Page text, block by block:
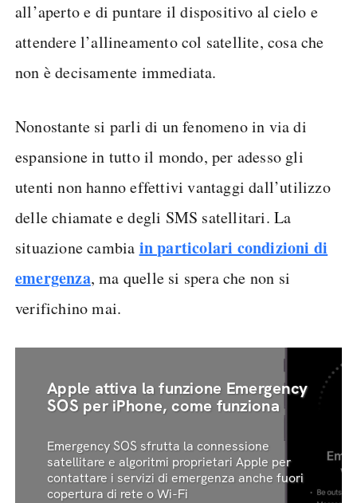
all’aperto e di puntare il dispositivo al cielo e
attendere l’allineamento col satellite, cosa che
non è decisamente immediata.
Nonostante si parli di un fenomeno in via di
espansione in tutto il mondo, per adesso gli
utenti non hanno effettivi vantaggi dall’utilizzo
delle chiamate e degli SMS satellitari. La
situazione cambia in particolari condizioni di
emergenza, ma quelle si spera che non si
verifichino mai.
Apple attiva la funzione Emergency
SOS per iPhone, come funziona
Emergency SOS sfrutta la connessione
satellitare e algoritmi proprietari Apple per
contattare i servizi di emergenza anche fuori
copertura di rete o Wi-Fi